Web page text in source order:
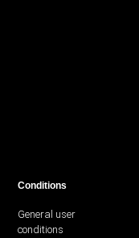
Conditions
General user
conditions